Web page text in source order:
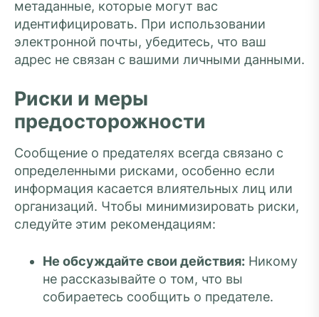
метаданные, которые могут вас
идентифицировать. При использовании
электронной почты, убедитесь, что ваш
адрес не связан с вашими личными данными.
Риски и меры
предосторожности
Сообщение о предателях всегда связано с
определенными рисками, особенно если
информация касается влиятельных лиц или
организаций. Чтобы минимизировать риски,
следуйте этим рекомендациям:
Не обсуждайте свои действия: Никому
не рассказывайте о том, что вы
собираетесь сообщить о предателе.